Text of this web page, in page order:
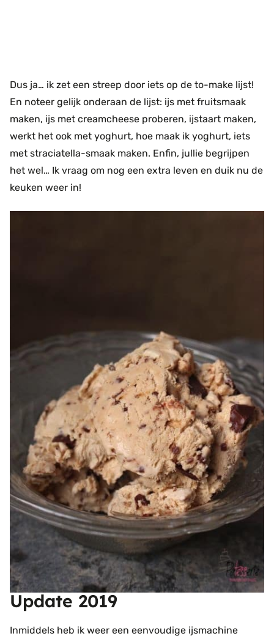
Dus ja… ik zet een streep door iets op de to-make lijst!
En noteer gelijk onderaan de lijst: ijs met fruitsmaak
maken, ijs met creamcheese proberen, ijstaart maken,
werkt het ook met yoghurt, hoe maak ik yoghurt, iets
met straciatella-smaak maken. Enfin, jullie begrijpen
het wel… Ik vraag om nog een extra leven en duik nu de
keuken weer in!
Update 2019
Inmiddels heb ik weer een eenvoudige ijsmachine